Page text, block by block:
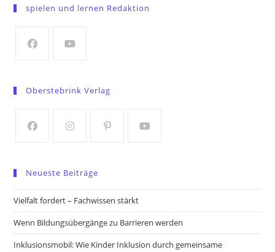
a
tab
spielen und lernen Redaktion
a
tab
tab
Oberstebrink Verlag
a
new
new
a
new
new
Neueste Beiträge
Vielfalt fordert – Fachwissen stärkt
Wenn Bildungsübergänge zu Barrieren werden
Inklusionsmobil: Wie Kinder Inklusion durch gemeinsame